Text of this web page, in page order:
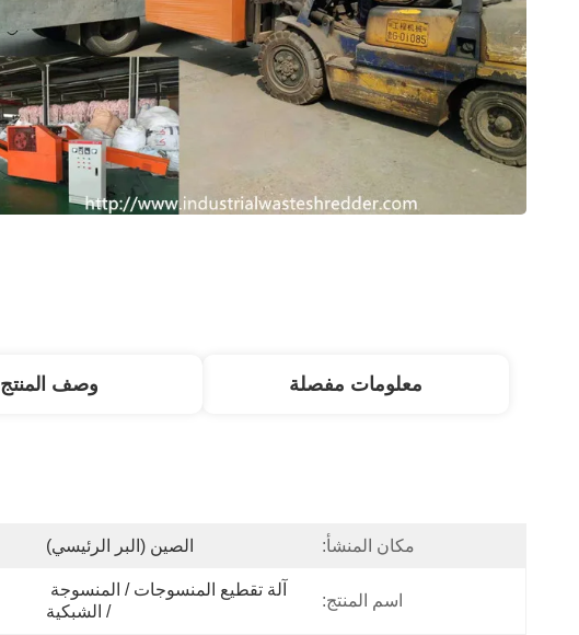
معلومات مفصلة وصف المنتج
مكان المنشأ: الصين (البر الرئيسي)
اسم المنتج:
/ الشبكية